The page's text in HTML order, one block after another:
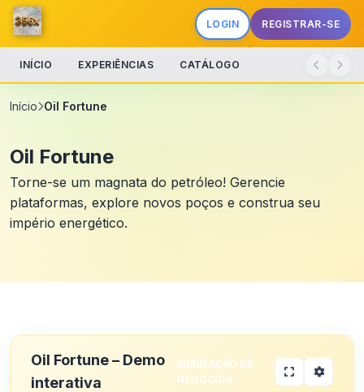
LOGIN REGISTRAR-SE
INÍCIO EXPERIÊNCIAS CATÁLOGO
Início Oil Fortune
Oil Fortune
Torne-se um magnata do petróleo! Gerencie
plataformas, explore novos poços e construa seu
império energético.
Oil Fortune – Demo
interativa
SIMULAÇÃO DE
NEGÓCIOS